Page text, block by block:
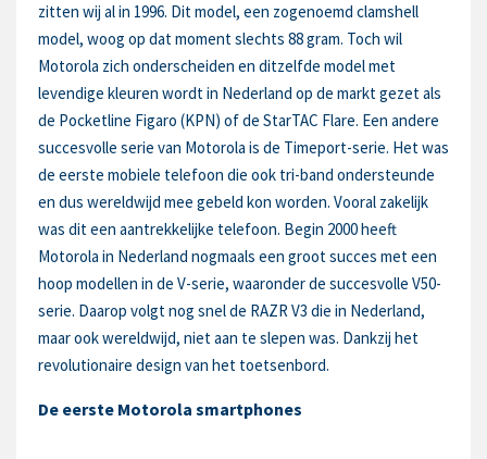
zitten wij al in 1996. Dit model, een zogenoemd clamshell
model, woog op dat moment slechts 88 gram. Toch wil
Motorola zich onderscheiden en ditzelfde model met
levendige kleuren wordt in Nederland op de markt gezet als
de Pocketline Figaro (KPN) of de StarTAC Flare. Een andere
succesvolle serie van Motorola is de Timeport-serie. Het was
de eerste mobiele telefoon die ook tri-band ondersteunde
en dus wereldwijd mee gebeld kon worden. Vooral zakelijk
was dit een aantrekkelijke telefoon. Begin 2000 heeft
Motorola in Nederland nogmaals een groot succes met een
hoop modellen in de V-serie, waaronder de succesvolle V50-
serie. Daarop volgt nog snel de RAZR V3 die in Nederland,
maar ook wereldwijd, niet aan te slepen was. Dankzij het
revolutionaire design van het toetsenbord.
De eerste Motorola smartphones